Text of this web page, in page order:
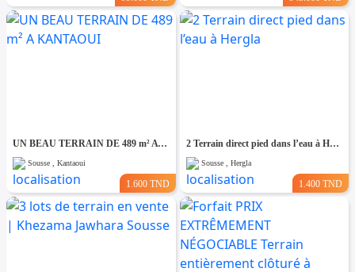
UN BEAU TERRAIN DE 489 m² A KANTAOUI
Sousse , Kantaoui
1.600 TND
2 Terrain direct pied dans l’eau à Hergla
Sousse , Hergla
1.400 TND